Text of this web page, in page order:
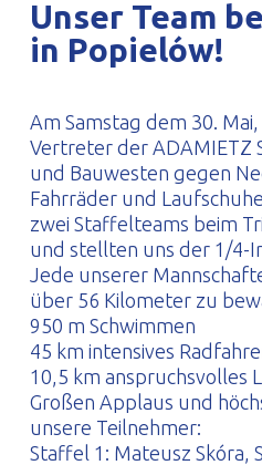
PROFILAR – kaltgeformte
PL
Unser Team
in Popielów!
Am Samstag dem 30.
Vertreter der ADAMIETZ
und Bauwesten gegen
Fahrräder und
zwei Staffelteams beim
und stellten uns der 1/4-
Jede unserer
über 56 Kilometer zu
950 m Schwimmen
45 km intensives
10,5 km anspruchsvolles
Großen Applaus und
unsere Teilnehmer:
Staffel 1: Mateusz Skóra,